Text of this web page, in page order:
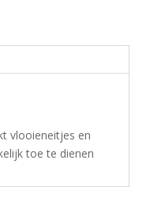
vlooieneitjes en
toe te dienen